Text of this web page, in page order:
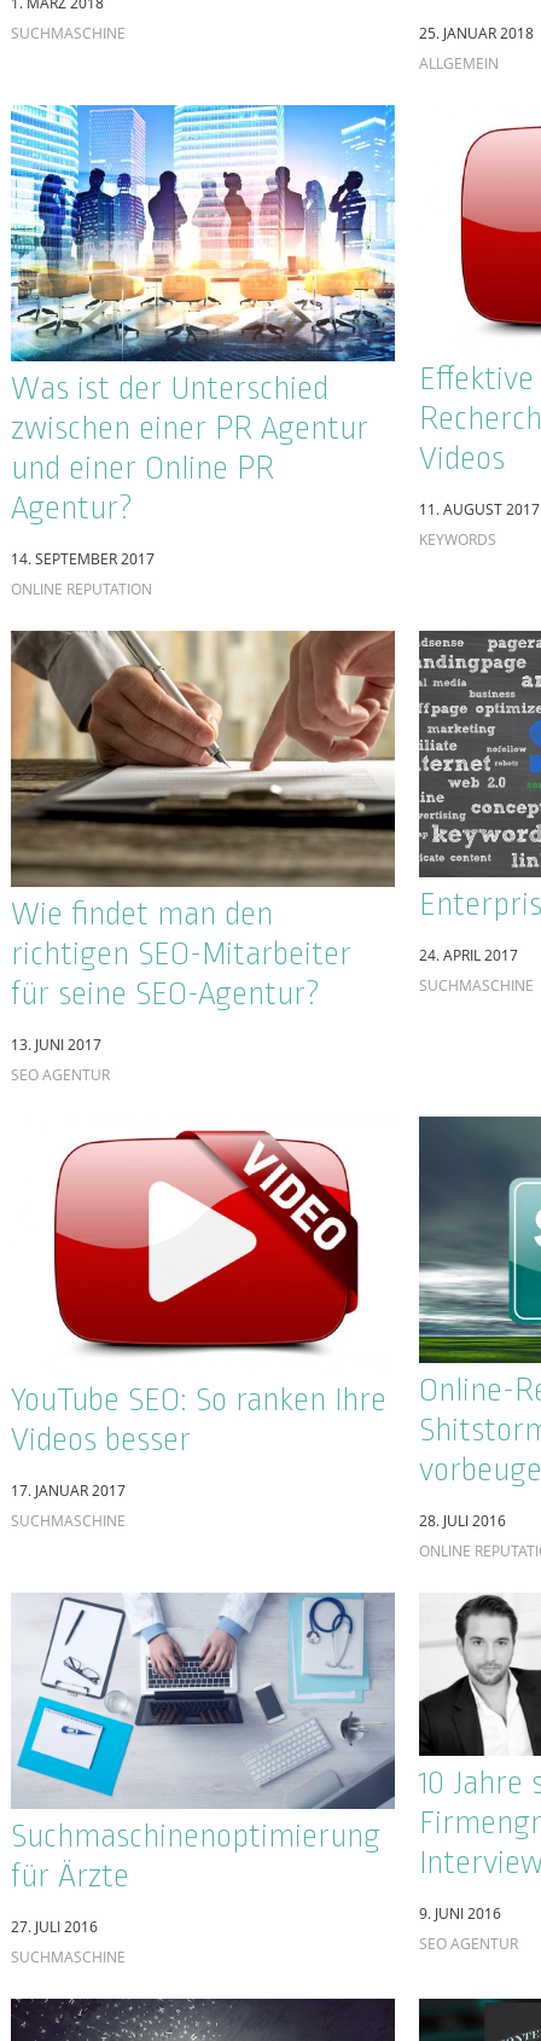
Wie findet man den
richtigen SEO-Mitarbeiter
für seine SEO-Agentur?
13. JUNI 2017
SEO AGENTUR
24. APRIL 2017
SUCHMASCHINE
YouTube SEO: So ranken Ihre
Videos besser
17. JANUAR 2017
SUCHMASCHINE
Online-
28. JULI 2016
ONLINE
Suchmaschinenoptimierung
27. JULI 2016
SUCHMASCHINE
SEO AGENTUR
Content Writer vs.
Unterschied?
3. JUNI 2016
ALLGEMEIN
Ziel im
eine
29. JANUAR 2016
ALLGEMEIN
SEO Mythen – Wie viel
welche